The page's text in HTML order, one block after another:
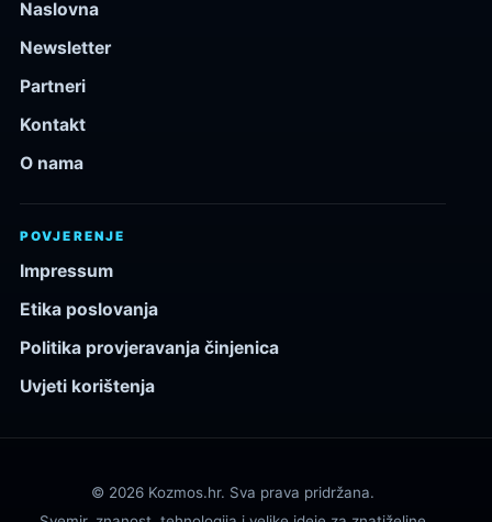
Naslovna
Newsletter
Partneri
Kontakt
O nama
POVJERENJE
Impressum
Etika poslovanja
Politika provjeravanja činjenica
Uvjeti korištenja
© 2026 Kozmos.hr. Sva prava pridržana.